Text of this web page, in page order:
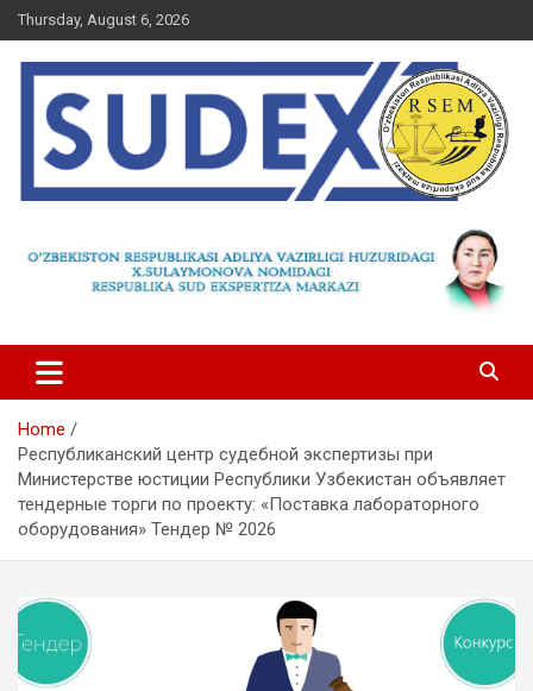
Skip
to
content
Thursday, August 6, 2026
Home
Республиканский центр судебной экспертизы при
Министерстве юстиции Республики Узбекистан объявляет
тендерные торги по проекту: «Поставка лабораторного
оборудования» Тендер № 2026